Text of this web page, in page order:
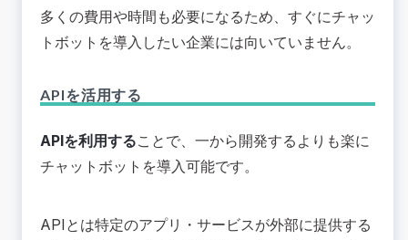
多くの費用や時間も必要になるため、すぐにチャッ
トボットを導入したい企業には向いていません。
APIを活用する
APIを利用することで、一から開発するよりも楽に
チャットボットを導入可能です。
APIとは特定のアプリ・サービスが外部に提供する